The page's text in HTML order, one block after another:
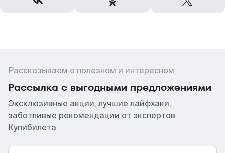
Рассказываем о полезном и интересном
Рассылка с выгодными предложениями
Эксклюзивные акции, лучшие лайфхаки,
заботливые рекомендации от экспертов
Купибилета